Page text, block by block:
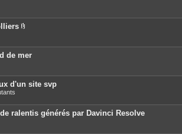
è
c
j
o
i
t
e
s
de mer
d'un site svp
ralentis générés par Davinci Resolve